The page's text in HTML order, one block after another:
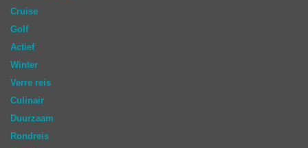
Cruise
Golf
Actief
Winter
Verre reis
Culinair
Duurzaam
Rondreis